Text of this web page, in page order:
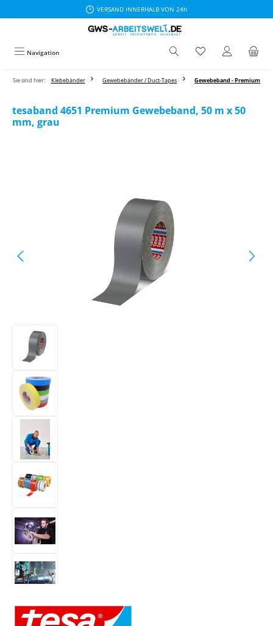
VERSAND INNERHALB VON 24h
Navigation
Sie sind hier: Klebebänder Gewebebänder / Duct-Tapes Gewebeband - Premium
tesaband 4651 Premium Gewebeband, 50 m x 50
mm, grau